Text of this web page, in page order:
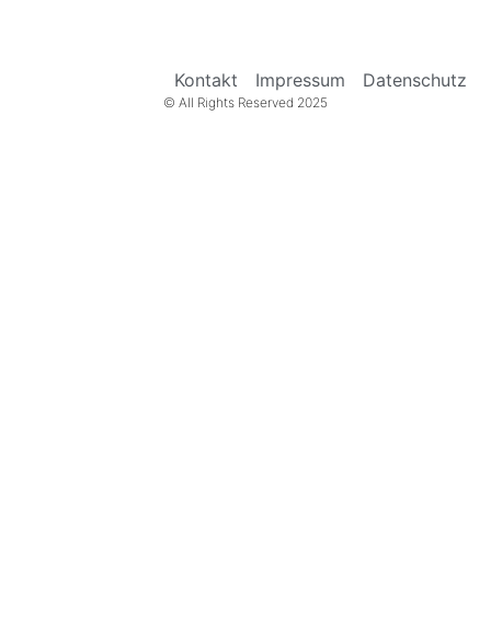
Kontakt Impressum Datenschutz
© All Rights Reserved 2025